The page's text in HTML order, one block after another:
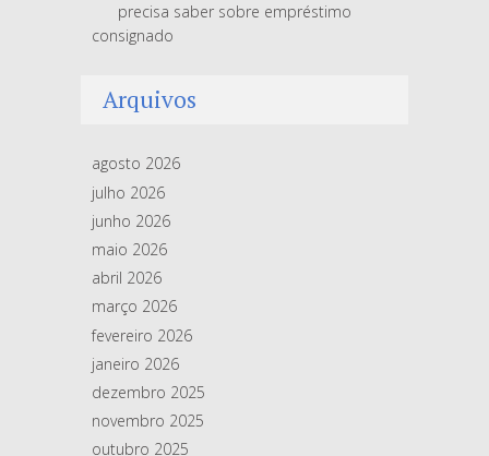
precisa saber sobre empréstimo
consignado
Arquivos
agosto 2026
julho 2026
junho 2026
maio 2026
abril 2026
março 2026
fevereiro 2026
janeiro 2026
dezembro 2025
novembro 2025
outubro 2025